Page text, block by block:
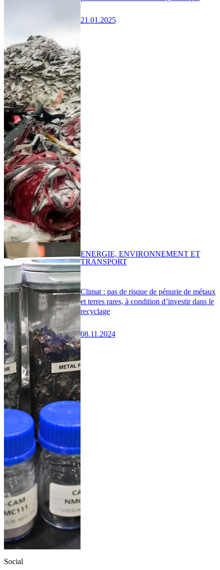
21.01.2025
Climat : pas de risque de pénurie de métaux
et terres rares, à condition d’investir dans le
recyclage
08.11.2024
ENERGIE, ENVIRONNEMENT ET
TRANSPORT
Social